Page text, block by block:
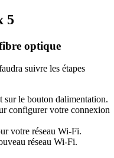
5
optique
suivre les étapes
le bouton dalimentation.
configurer votre connexion
votre réseau Wi-Fi.
réseau Wi-Fi.